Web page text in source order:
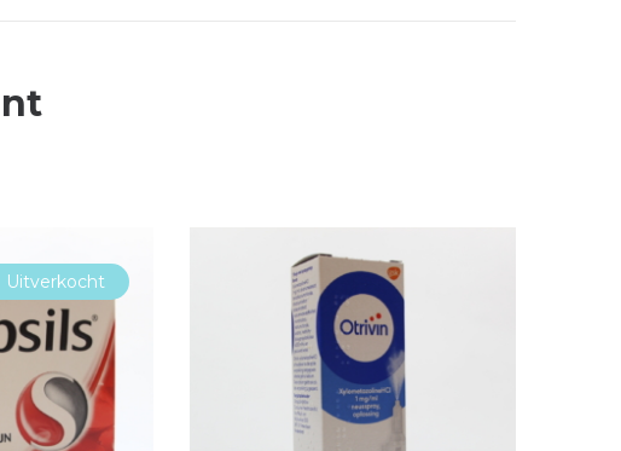
Uitverkocht